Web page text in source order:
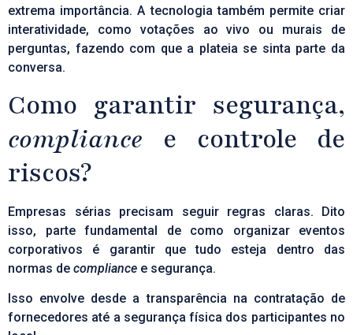
extrema importância. A tecnologia também permite criar
interatividade, como votações ao vivo ou murais de
perguntas, fazendo com que a plateia se sinta parte da
conversa.
Como garantir segurança,
compliance e controle de
riscos?
Empresas sérias precisam seguir regras claras. Dito
isso, parte fundamental de como organizar eventos
corporativos é garantir que tudo esteja dentro das
normas de compliance e segurança.
Isso envolve desde a transparência na contratação de
fornecedores até a segurança física dos participantes no